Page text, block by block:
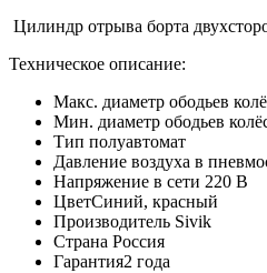
Цилиндр отрыва борта
Техническое описание:
Макс. диаметр ободьев
Мин. диаметр ободьев
Тип полуавтомат
Давление воздуха в
Напряжение в сети 220 В
ЦветСиний, красный
Производитель Sivik
Страна Россия
Гарантия2 года